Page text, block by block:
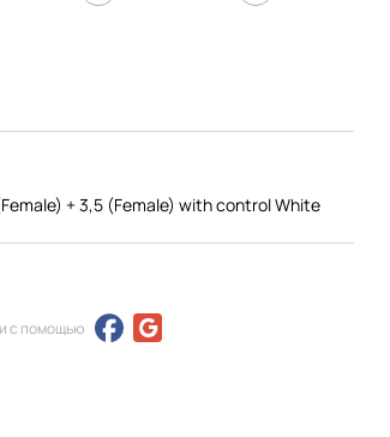
+ 3,5 (Female) with control White
с помощью